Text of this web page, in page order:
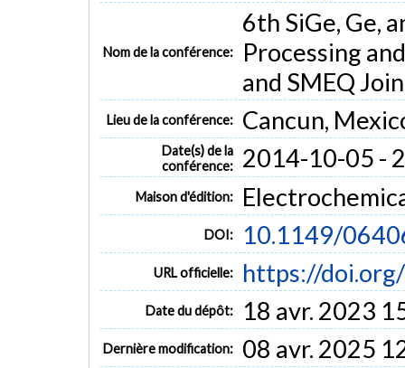
Nom de la conférence:
6th SiGe, Ge,
Processing
and SMEQ
Lieu de la conférence: Cancun,
Date(s) de la
conférence:
2014-10-05 -
Maison d'édition:
DOI: 10.1149/
URL officielle: https://
Date du dépôt: 18 avr. 2023
Dernière modification: 08 avr. 2025